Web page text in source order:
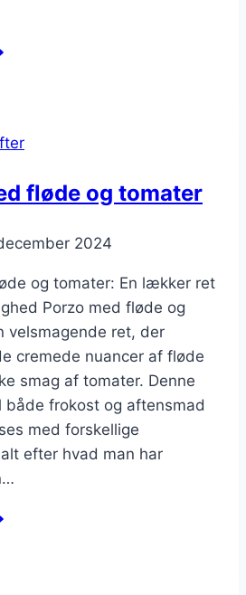
fløde og tomater
2024
og tomater: En lækker ret
Porzo med fløde og
velsmagende ret, der
cremede nuancer af fløde
smag af tomater. Denne
både frokost og aftensmad
med forskellige
efter hvad man har